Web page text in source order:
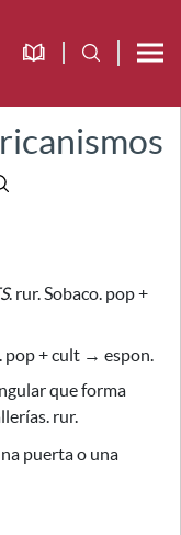
. rur. Sobaco. pop +
pop + cult → espon.
que forma
. rur.
puerta o una